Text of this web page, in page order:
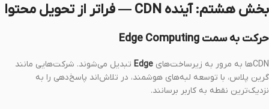
بخش هشتم: آینده CDN — فراتر از تحویل محتوا
حرکت به سمت Edge Computing
CDNها به مرور به زیرساخت‌های Edge تبدیل می‌شوند. شرکت‌هایی مانند
گرین پلاس، با توسعه لبه‌های هوشمند، در تلاش‌اند پاسخ‌دهی را به
نزدیک‌ترین نقطه به کاربر برسانند.